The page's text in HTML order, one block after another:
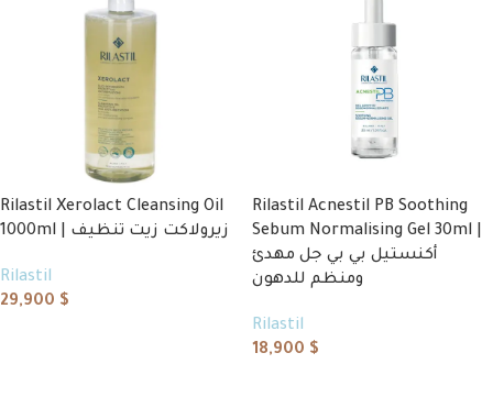
Rilastil Xerolact Cleansing Oil
1000ml | زيرولاكت زيت تنظيف
Rilastil
29,900 $
Rilastil Acnestil PB Soothing
Sebum Normalising Gel 30ml |
أكنستيل بي بي جل مهدئ
ومنظم للدهون
Rilastil
18,900 $